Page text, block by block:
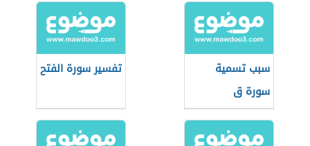
سبب تسمية
سورة ق
تفسير سورة الفتح